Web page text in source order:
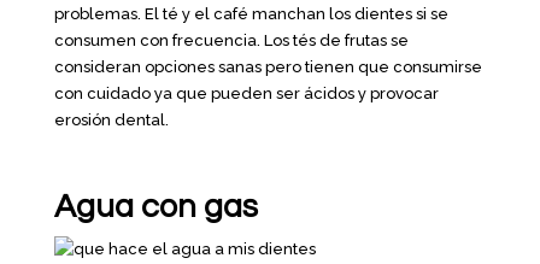
problemas. El té y el café manchan los dientes si se
consumen con frecuencia. Los tés de frutas se
consideran opciones sanas pero tienen que consumirse
con cuidado ya que pueden ser ácidos y provocar
erosión dental.
Agua con gas